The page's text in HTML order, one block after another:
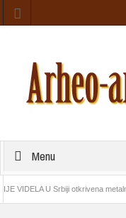
Menu
VIDELA U Srbiji otkrivena